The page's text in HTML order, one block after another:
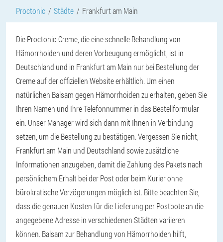
Proctonic Städte Frankfurt am Main
Die Proctonic-Creme, die eine schnelle Behandlung von
Hämorrhoiden und deren Vorbeugung ermöglicht, ist in
Deutschland und in Frankfurt am Main nur bei Bestellung der
Creme auf der offiziellen Website erhältlich. Um einen
natürlichen Balsam gegen Hämorrhoiden zu erhalten, geben Sie
Ihren Namen und Ihre Telefonnummer in das Bestellformular
ein. Unser Manager wird sich dann mit Ihnen in Verbindung
setzen, um die Bestellung zu bestätigen. Vergessen Sie nicht,
Frankfurt am Main und Deutschland sowie zusätzliche
Informationen anzugeben, damit die Zahlung des Pakets nach
persönlichem Erhalt bei der Post oder beim Kurier ohne
bürokratische Verzögerungen möglich ist. Bitte beachten Sie,
dass die genauen Kosten für die Lieferung per Postbote an die
angegebene Adresse in verschiedenen Städten variieren
können. Balsam zur Behandlung von Hämorrhoiden hilft,